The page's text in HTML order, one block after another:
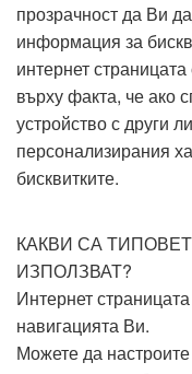
прозрачност да Ви
информация за
интернет
върху факта, че ако
устройство с други
персонализирания
бисквитките.
КАКВИ СА
ИЗПОЛЗВАТ?
Интернет
навигацията Ви.
Можете да